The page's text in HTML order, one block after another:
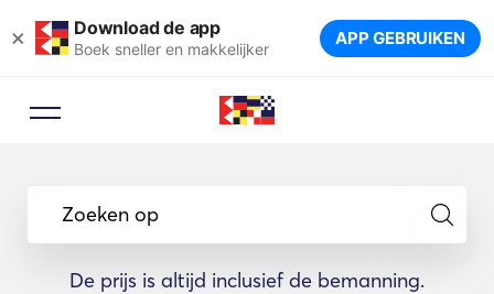
× Download de app
Boek sneller en makkelijker APP GEBRUIKEN
Zoeken op
De prijs is altijd inclusief de bemanning.